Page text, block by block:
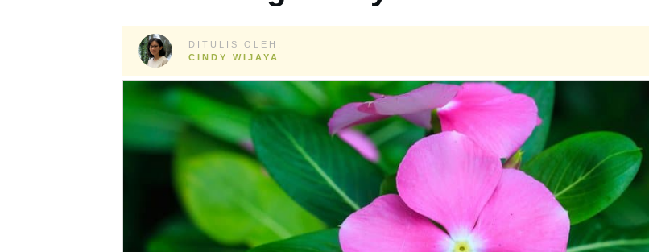
DITULIS OLEH:
CINDY WIJAYA